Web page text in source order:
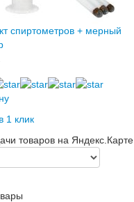
спиртометров + мерный
1 клик
товаров на Яндекс.Карте